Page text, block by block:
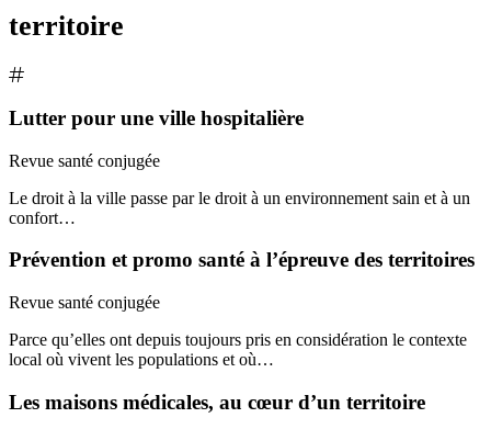
territoire
Lutter pour une ville hospitalière
Revue santé conjugée
Le droit à la ville passe par le droit à un environnement sain et à un
confort…
Prévention et promo santé à l’épreuve des territoires
Revue santé conjugée
Parce qu’elles ont depuis toujours pris en considération le contexte
local où vivent les populations et où…
Les maisons médicales, au cœur d’un territoire